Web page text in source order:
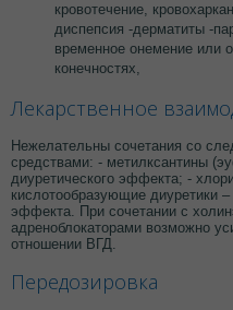
кровотечение,
диспепсия -дерматиты -
временное онемение или
конечностях,
Лекарственное
Нежелательны сочетания со
средствами: - метилксантины
диуретического эффекта; -
кислотообразующие диуретики
эффекта. При сочетании с
адреноблокаторами возможно
отношении ВГД.
Передозировка